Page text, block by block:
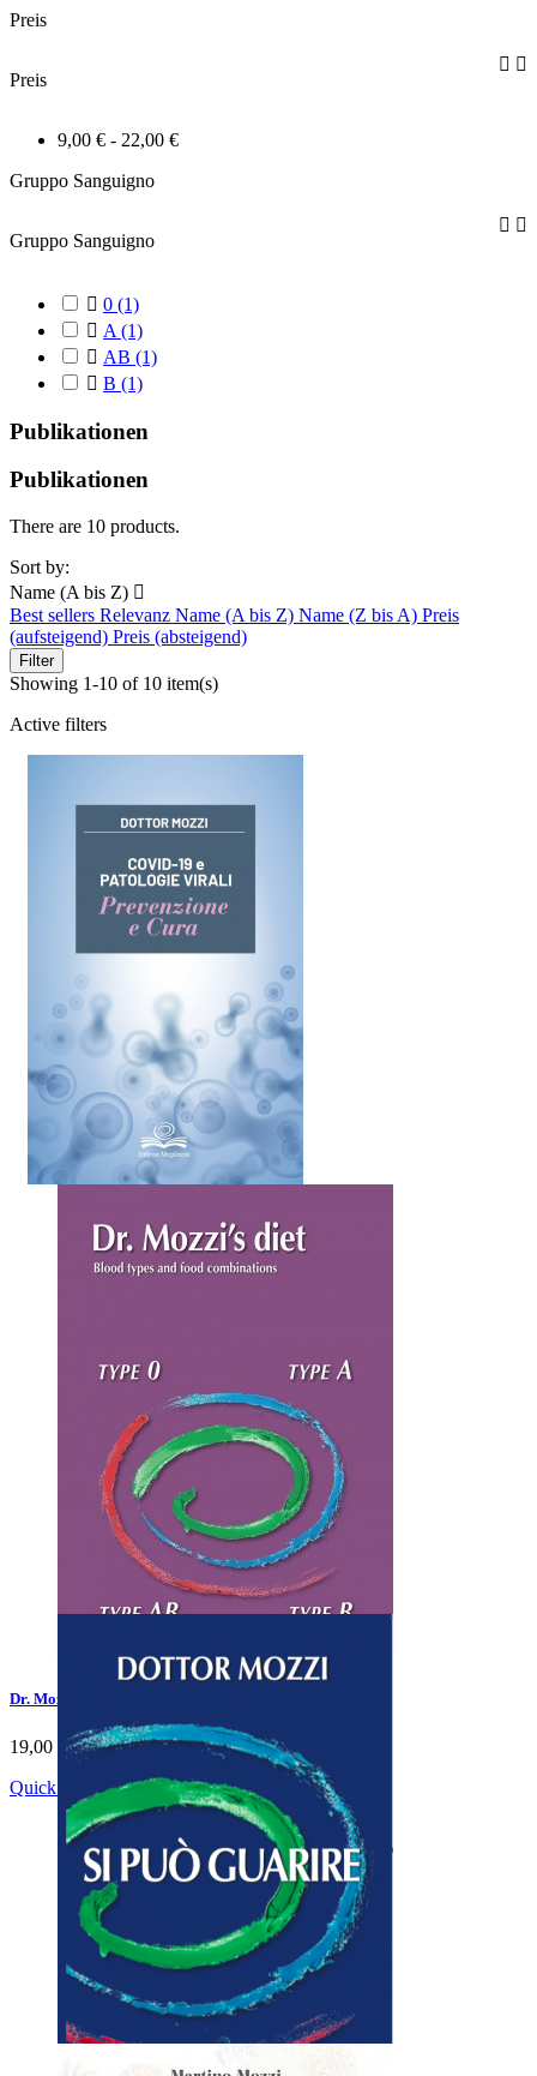
Preis
Preis
 
9,00 € - 22,00 €
Gruppo Sanguigno
Gruppo Sanguigno
 
 0 (1)
 A (1)
 AB (1)
 B (1)
Publikationen
Publikationen
There are 10 products.
Sort by:
Name (A bis Z) 
Best sellers Relevanz Name (A bis Z) Name (Z bis A) Preis
(aufsteigend) Preis (absteigend)
Filter
Showing 1-10 of 10 item(s)
Active filters
COVID-19 E PATOLOGIE VIRALI
Dr. Mozzi's diet — Englisch
19,00 €
Quick view